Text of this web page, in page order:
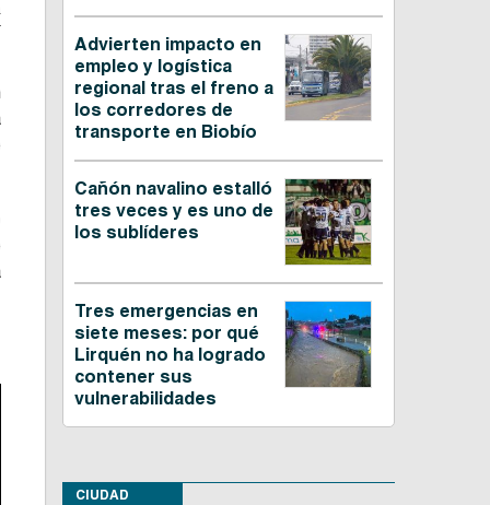
Advierten impacto en
empleo y logística
regional tras el freno a
los corredores de
transporte en Biobío
Cañón navalino estalló
tres veces y es uno de
los sublíderes
Tres emergencias en
siete meses: por qué
Lirquén no ha logrado
contener sus
vulnerabilidades
CIUDAD